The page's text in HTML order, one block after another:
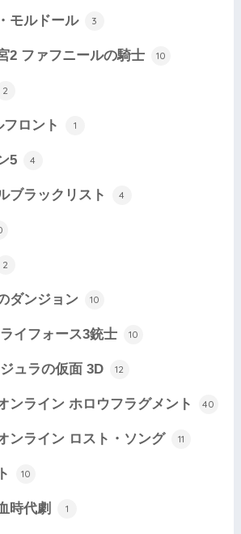
モルドール 3
2 ファフニールの騎士 10
2
ロント 1
5 4
ブラックリスト 4
2
ダンジョン 10
イフォース3銃士 10
ュラの仮面 3D 12
ンライン ホロウフラグメント 40
ンライン ロスト・ソング 11
10
時代劇 1